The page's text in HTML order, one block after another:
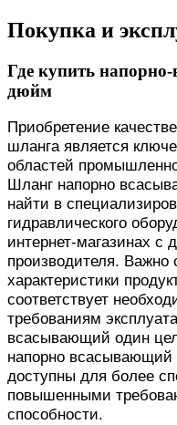
Покупка и
Где купить
дюйм
Приобретение
шланга является
областей
Шланг напорно
найти в
гидравлического
интернет-магазинах с
производителя.
характеристики
соответствует
требованиям
всасывающий один
напорно всасывающий
доступны для более
повышенными
способности.